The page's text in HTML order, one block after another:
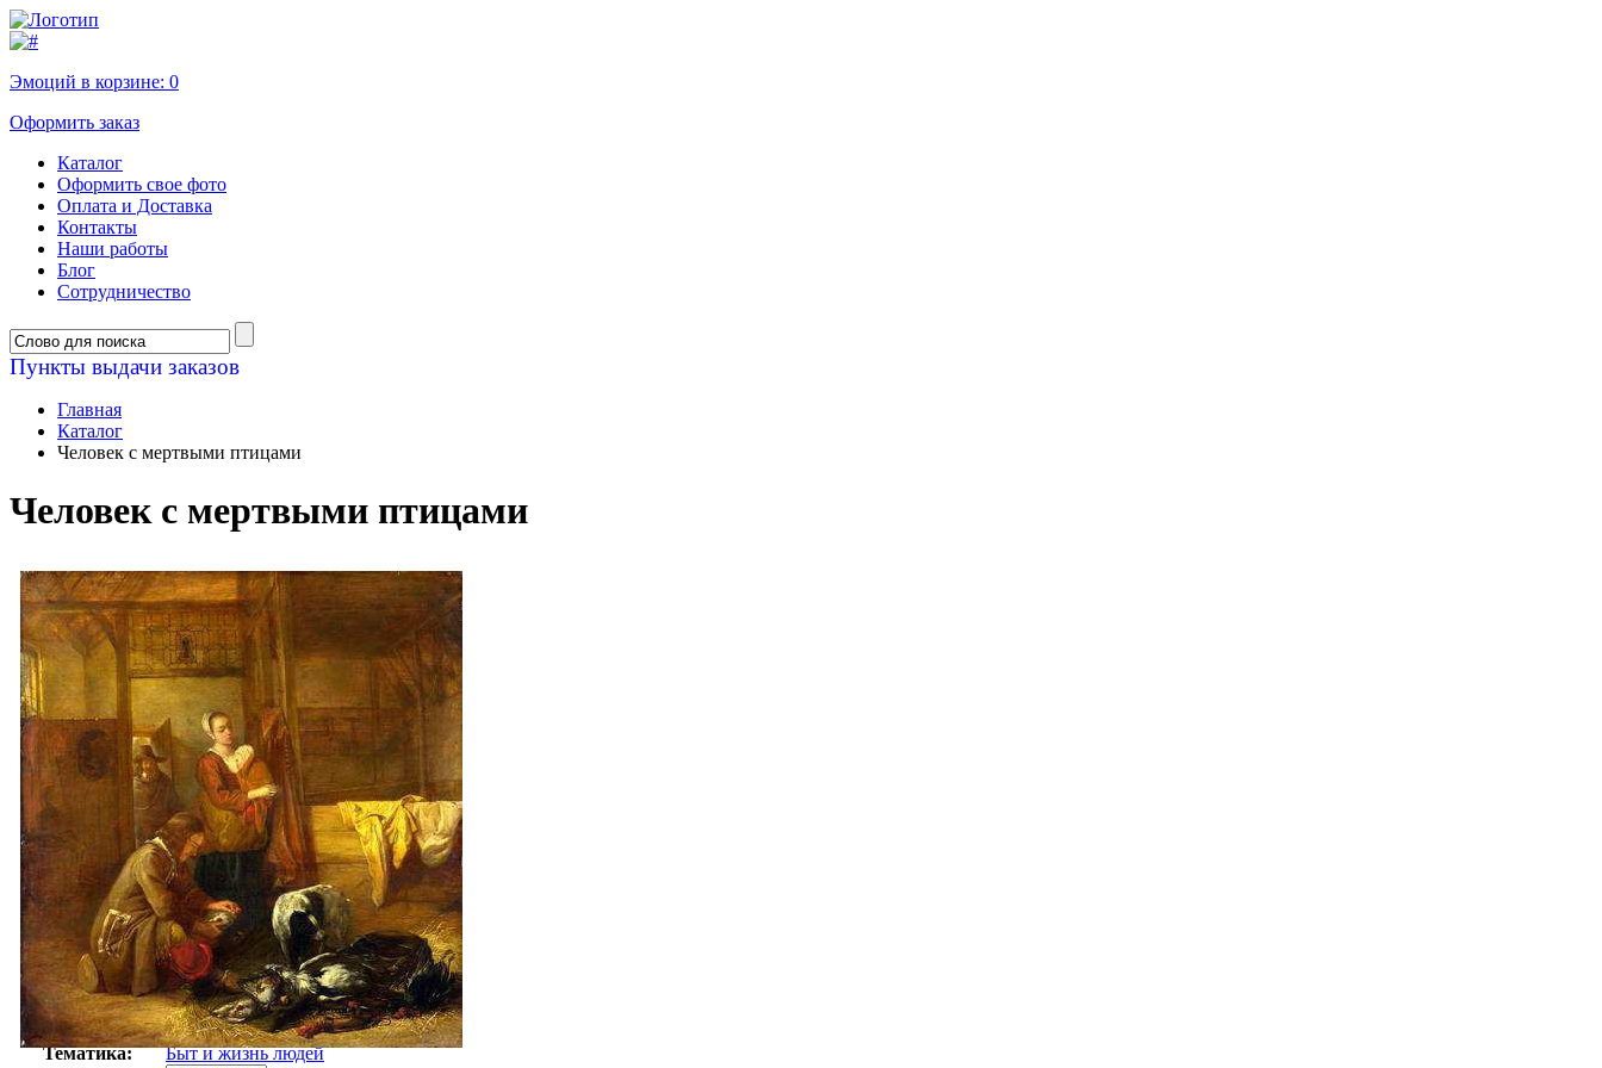
Эмоций в корзине: 0
Оформить заказ
Каталог
Оформить свое фото
Оплата и Доставка
Контакты
Наши работы
Блог
Сотрудничество
Пункты выдачи заказов
Главная
Каталог
Человек с мертвыми птицами
Человек с мертвыми птицами
Автор:
Хох Питер
Арт-стиль
Барокко
Тематика:
Быт и жизнь людей